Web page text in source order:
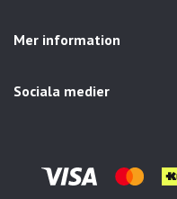
Mer information
Sociala medier